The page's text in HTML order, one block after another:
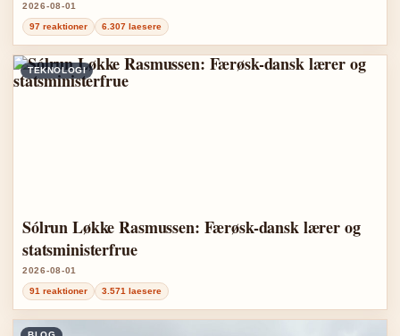
2026-08-01
97 reaktioner 6.307 laesere
TEKNOLOGI
Sólrun Løkke Rasmussen: Færøsk-dansk lærer og
statsministerfrue
2026-08-01
91 reaktioner 3.571 laesere